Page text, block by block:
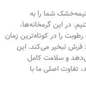
شما را به
در این گرمخانه‌ها،
را در کوتاه‌ترین زمان
تار و پود فرش تبخیر می‌کند. این
و سلامت کامل
تفاوت اصلی ما با